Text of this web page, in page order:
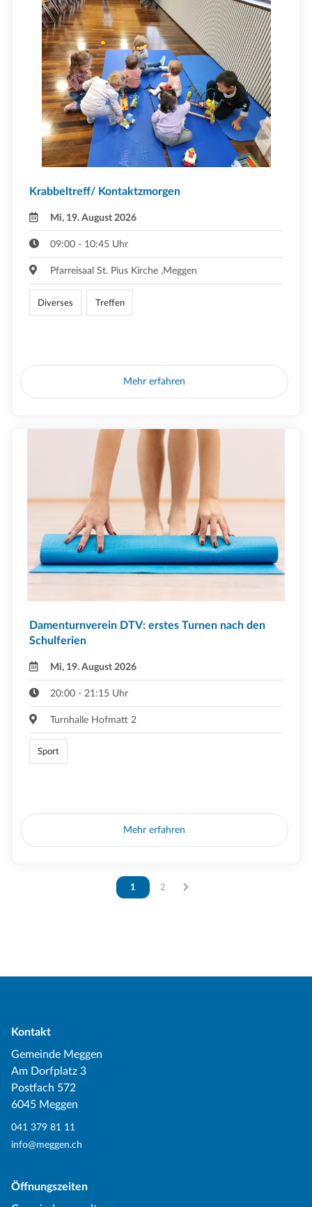
Krabbeltreff/ Kontaktzmorgen
Mi, 19. August 2026
09:00 - 10:45 Uhr
Pfarreisaal St. Pius Kirche ,Meggen
Diverses Treffen
Mehr erfahren
Damenturnverein DTV: erstes Turnen nach den
Schulferien
Mi, 19. August 2026
20:00 - 21:15 Uhr
Turnhalle Hofmatt 2
Sport
Mehr erfahren
Vous êtes sur la page
1 Vous êtes sur la page
2
Kontakt
Gemeinde Meggen
Am Dorfplatz 3
Postfach 572
6045 Meggen
041 379 81 11
info@meggen.ch
Öffnungszeiten